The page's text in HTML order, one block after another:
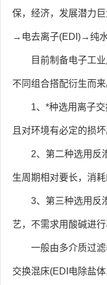
保，经济，发展潜力
→电去离子(EDI)→纯
目前制备电子工
不同组合搭配衍生而
1、*种选用离子
且对环境有必定的损坏
2、第二种选用反
生周期相对要长，消
3、第三种选用反
艺，不需求用酸碱进
一般由多介质过
交换混床(EDI电除盐